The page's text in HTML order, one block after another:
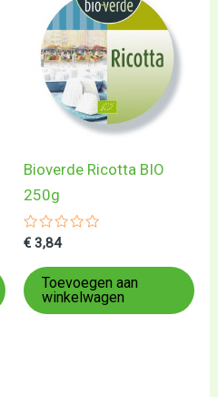
Bioverde Ricotta BIO
250g
Gewaardeerd
uit
5
€ 3,84
Toevoegen aan
winkelwagen